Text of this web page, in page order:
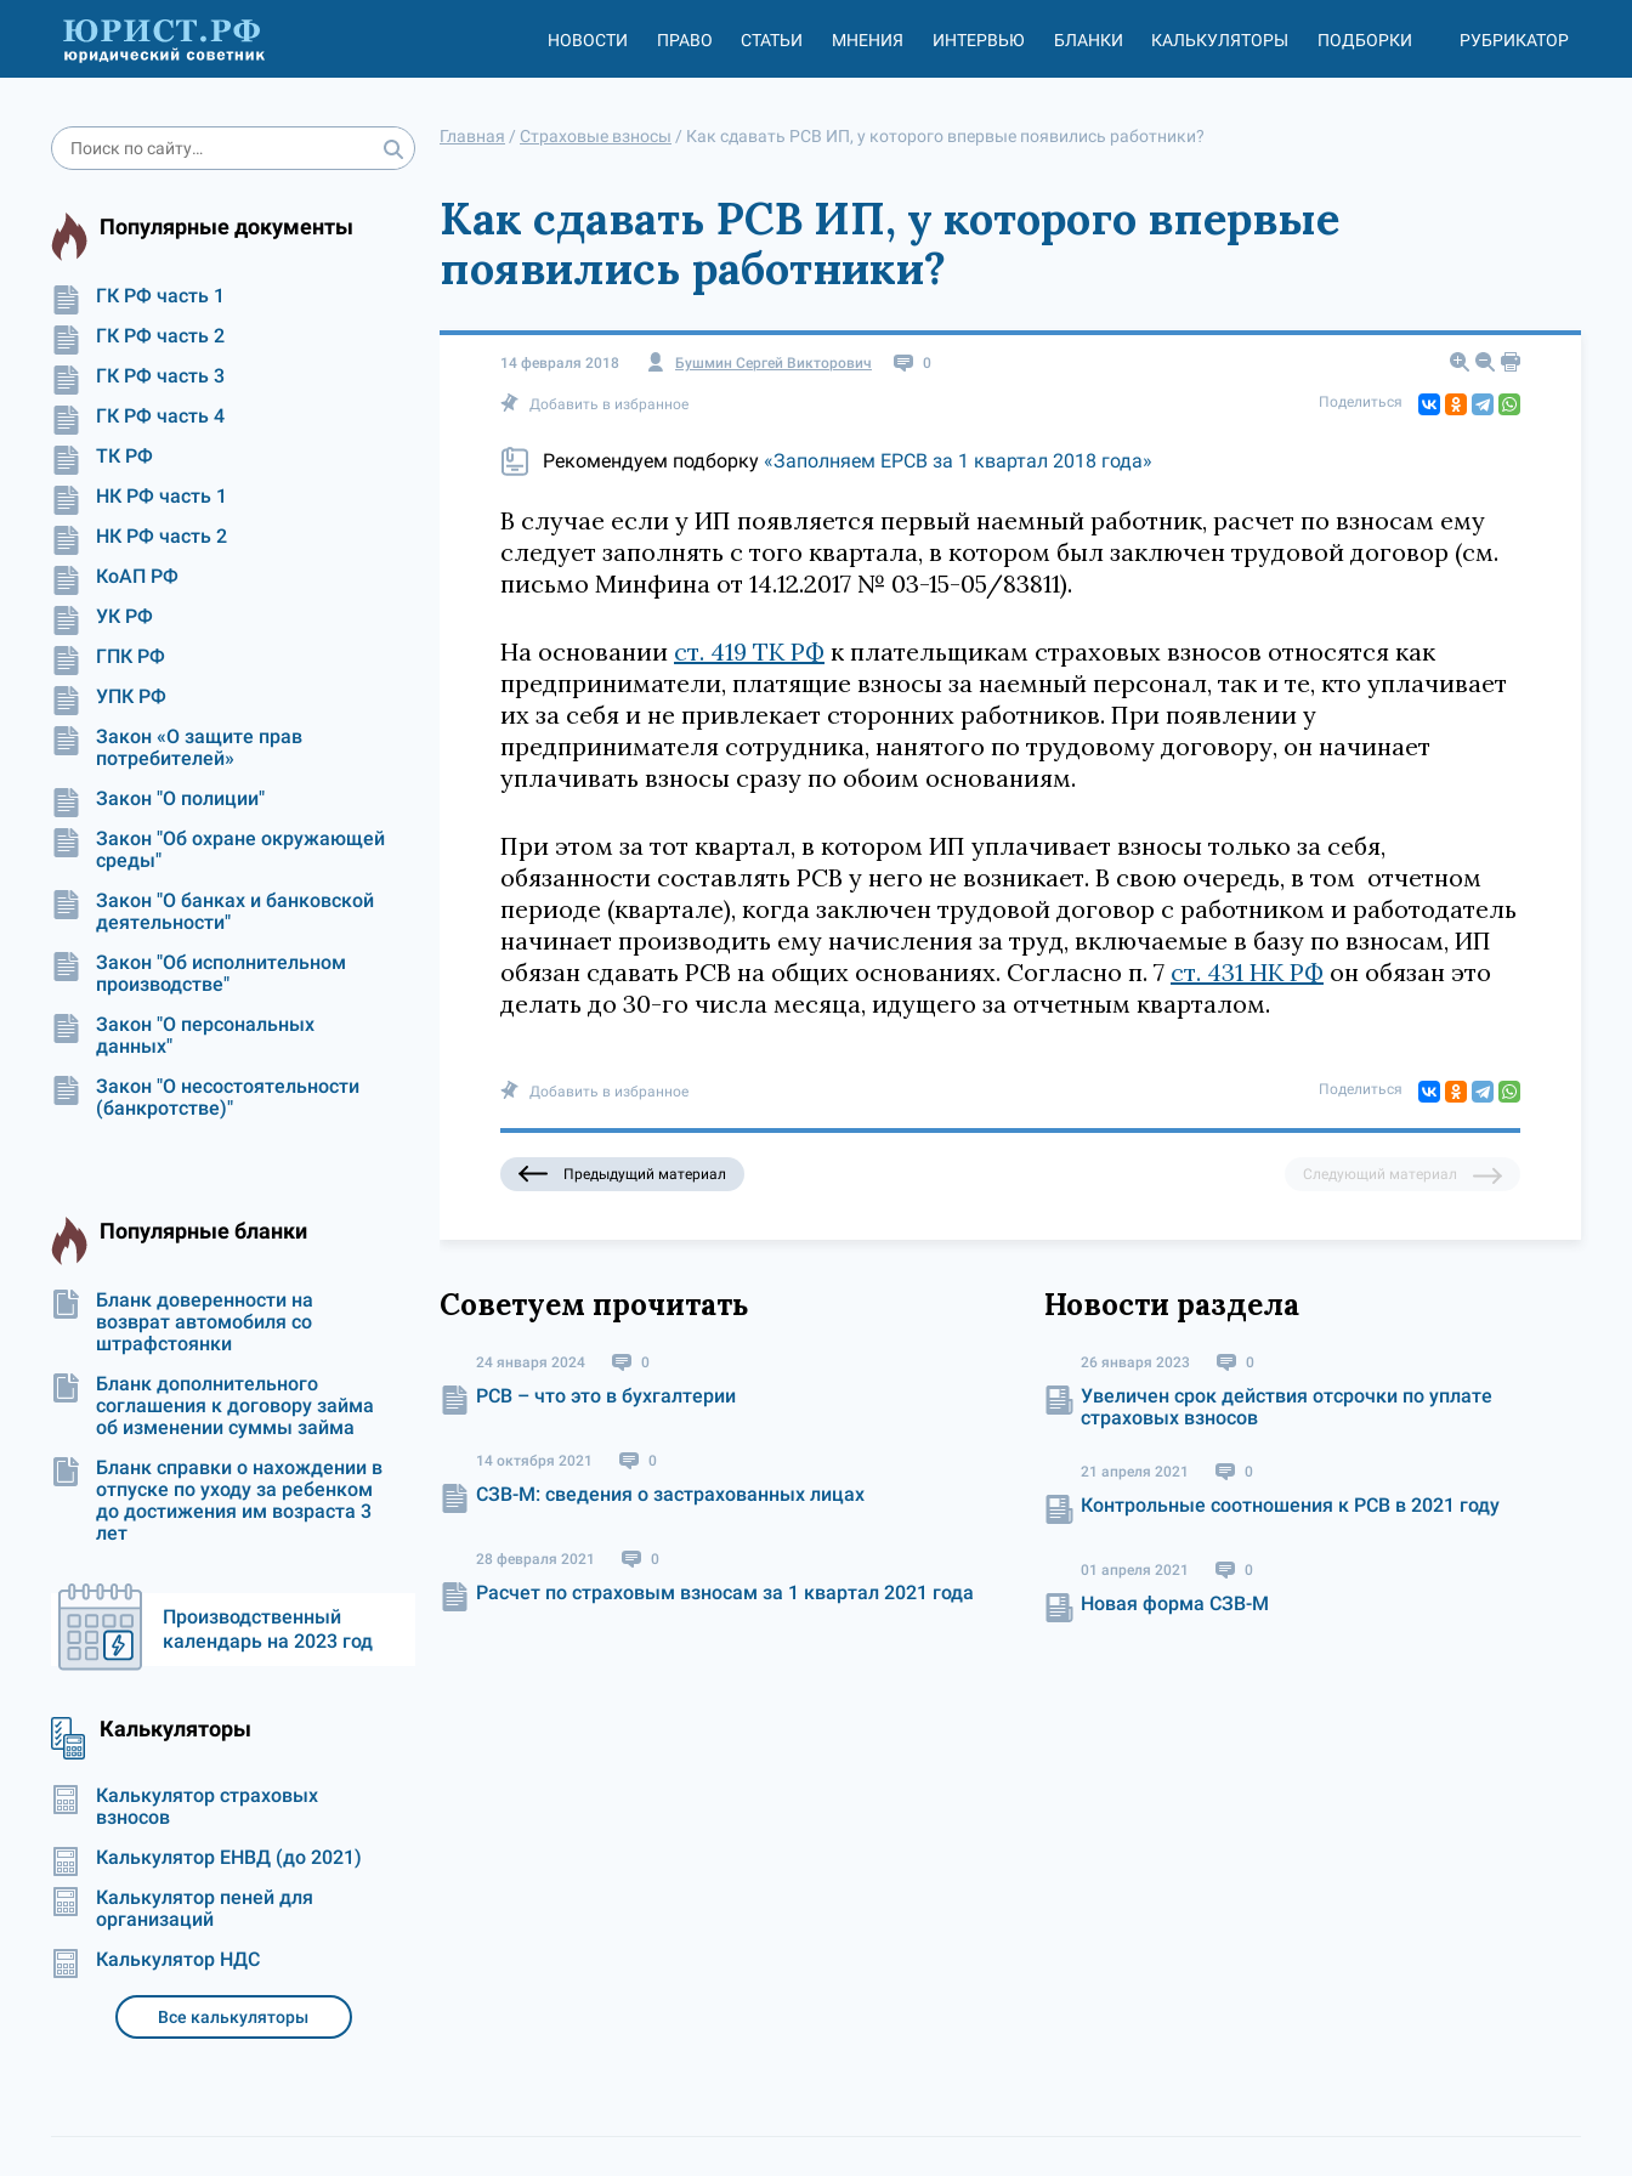
НОВОСТИ ПРАВО СТАТЬИ МНЕНИЯ ИНТЕРВЬЮ БЛАНКИ КАЛЬКУЛЯТОРЫ ПОДБОРКИ РУБРИКАТОР
Популярные документы
ГК РФ часть 1
ГК РФ часть 2
ГК РФ часть 3
ГК РФ часть 4
ТК РФ
НК РФ часть 1
НК РФ часть 2
КоАП РФ
УК РФ
ГПК РФ
УПК РФ
Закон «О защите прав
потребителей»
Закон "О полиции"
Закон "Об охране окружающей
среды"
Закон "О банках и банковской
деятельности"
Закон "Об исполнительном
производстве"
Закон "О персональных
данных"
Закон "О несостоятельности
(банкротстве)"
Популярные бланки
Бланк доверенности на
возврат автомобиля со
штрафстоянки
Бланк дополнительного
соглашения к договору займа
об изменении суммы займа
Бланк справки о нахождении в
отпуске по уходу за ребенком
до достижения им возраста 3
лет
Производственный
календарь на 2023 год
Калькуляторы
Калькулятор страховых
взносов
Калькулятор ЕНВД (до 2021)
Калькулятор пеней для
организаций
Калькулятор НДС
Все калькуляторы
Главная / Страховые взносы / Как сдавать РСВ ИП, у которого впервые появились работники?
Как сдавать РСВ ИП, у которого впервые
появились работники?
14 февраля 2018 Бушмин Сергей Викторович 0
Добавить в избранное Поделиться
Рекомендуем подборку «Заполняем ЕРСВ за 1 квартал 2018 года»
В случае если у ИП появляется первый наемный работник, расчет по взносам ему
следует заполнять с того квартала, в котором был заключен трудовой договор (см.
письмо Минфина от 14.12.2017 № 03-15-05/83811).
На основании ст. 419 ТК РФ к плательщикам страховых взносов относятся как
предприниматели, платящие взносы за наемный персонал, так и те, кто уплачивает
их за себя и не привлекает сторонних работников. При появлении у
предпринимателя сотрудника, нанятого по трудовому договору, он начинает
уплачивать взносы сразу по обоим основаниям.
При этом за тот квартал, в котором ИП уплачивает взносы только за себя,
обязанности составлять РСВ у него не возникает. В свою очередь, в том отчетном
периоде (квартале), когда заключен трудовой договор с работником и работодатель
начинает производить ему начисления за труд, включаемые в базу по взносам, ИП
обязан сдавать РСВ на общих основаниях. Согласно п. 7 ст. 431 НК РФ он обязан это
делать до 30-го числа месяца, идущего за отчетным кварталом.
Добавить в избранное Поделиться
Предыдущий материал Следующий материал
Советуем прочитать
24 января 2024 0
РСВ – что это в бухгалтерии
14 октября 2021 0
СЗВ-М: сведения о застрахованных лицах
28 февраля 2021 0
Расчет по страховым взносам за 1 квартал 2021 года
Новости раздела
26 января 2023 0
Увеличен срок действия отсрочки по уплате
страховых взносов
21 апреля 2021 0
Контрольные соотношения к РСВ в 2021 году
01 апреля 2021 0
Новая форма СЗВ-М